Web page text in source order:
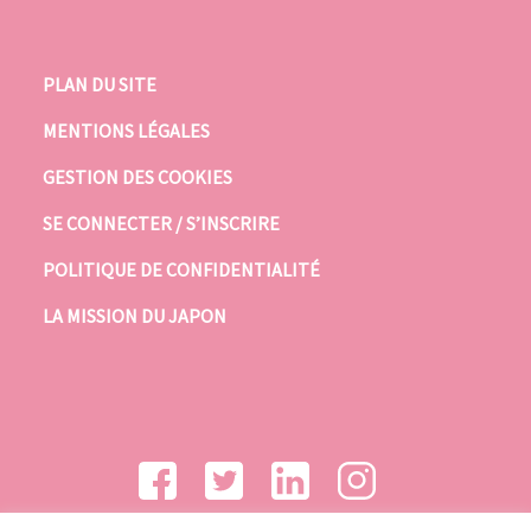
PLAN DU SITE
MENTIONS LÉGALES
GESTION DES COOKIES
SE CONNECTER / S’INSCRIRE
POLITIQUE DE CONFIDENTIALITÉ
LA MISSION DU JAPON